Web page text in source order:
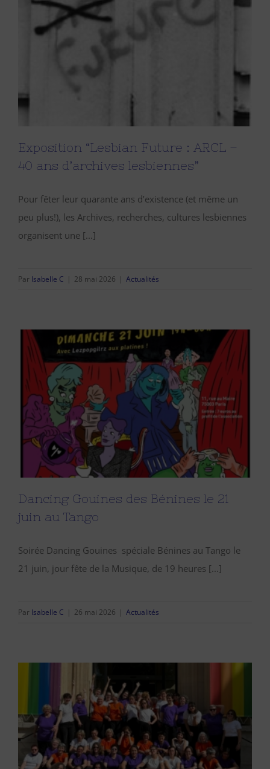
Exposition “Lesbian Future : ARCL –
40 ans d’archives lesbiennes”
Pour fêter leur quarante ans d’existence (et même un
peu plus!), les Archives, recherches, cultures lesbiennes
organisent une [...]
Par Isabelle C | 28 mai 2026 | Actualités
Dancing Gouines des Bénines le 21
juin au Tango
Soirée Dancing Gouines spéciale Bénines au Tango le
21 juin, jour fête de la Musique, de 19 heures [...]
Par Isabelle C | 26 mai 2026 | Actualités